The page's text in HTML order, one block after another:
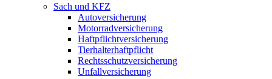
Sach und KFZ
Autoversicherung
Motorradversicherung
Haftpflichtversicherung
Tierhalterhaftpflicht
Rechtsschutzversicherung
Unfallversicherung